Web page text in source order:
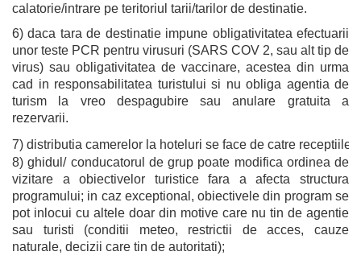
calatorie/intrare pe teritoriul tarii/tarilor de destinatie.
6) daca tara de destinatie impune obligativitatea efectuarii
unor teste PCR pentru virusuri (SARS COV 2, sau alt tip de
virus) sau obligativitatea de vaccinare, acestea din urma
cad in responsabilitatea turistului si nu obliga agentia de
turism la vreo despagubire sau anulare gratuita a
rezervarii.
7) distributia camerelor la hoteluri se face de catre
8) ghidul/ conducatorul de grup poate modifica ordinea de
vizitare a obiectivelor turistice fara a afecta structura
programului; in caz exceptional, obiectivele din program se
pot inlocui cu altele doar din motive care nu tin de agentie
sau turisti (conditii meteo, restrictii de acces, cauze
naturale, decizii care tin de autoritati);